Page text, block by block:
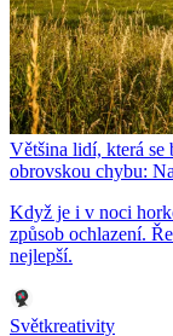
Většina lidí, která se
obrovskou chybu:
Když je i v noci
způsob ochlazení.
nejlepší.
Světkreativity